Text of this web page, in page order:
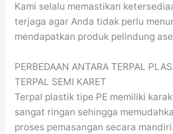
Kami selalu memastikan
terjaga agar Anda tidak perlu
mendapatkan produk pelindung
PERBEDAAN ANTARA TERPAL
TERPAL SEMI KARET
Terpal plastik tipe PE memiliki
sangat ringan sehingga
proses pemasangan secara